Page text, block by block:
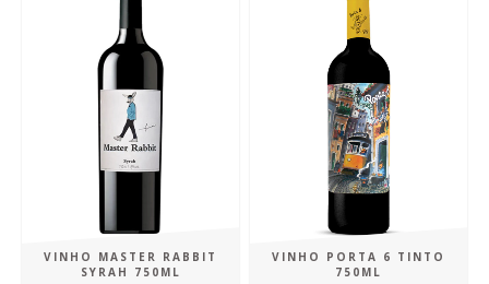
VINHO MASTER RABBIT
SYRAH 750ML
VINHO PORTA 6 TINTO
750ML